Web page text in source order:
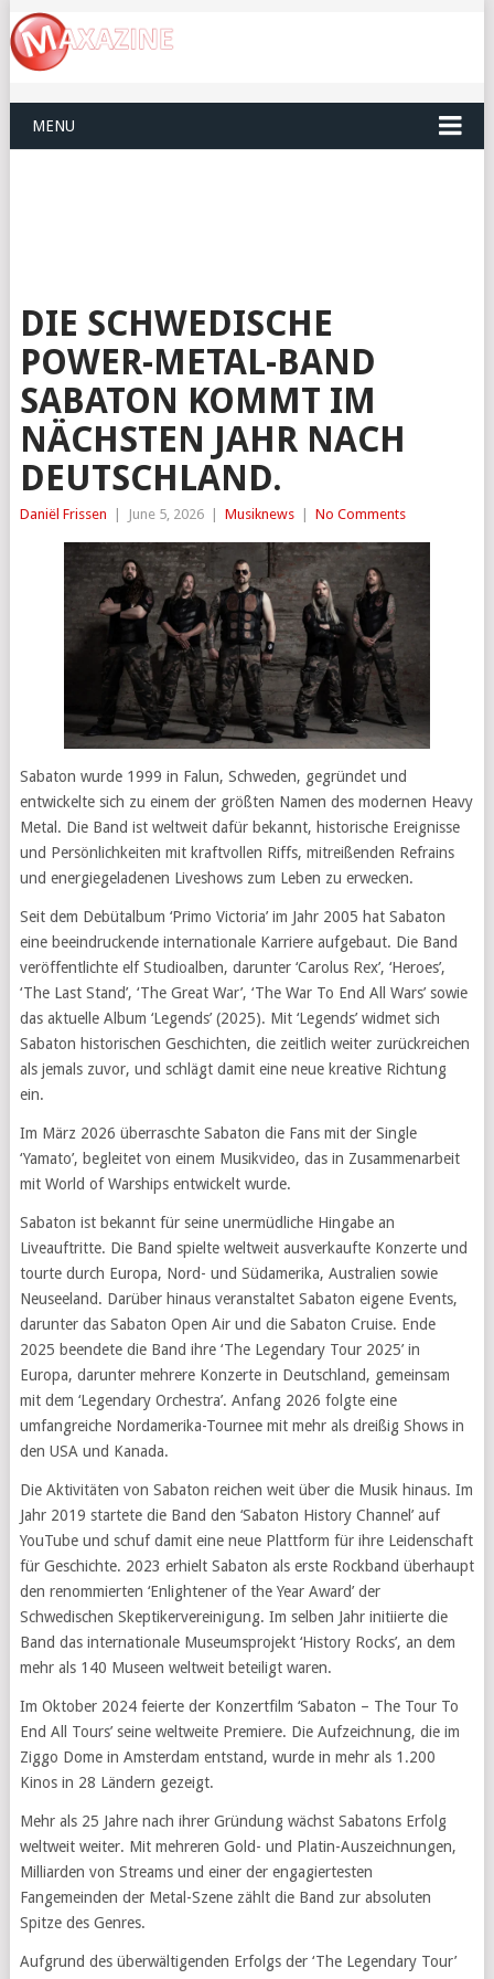
MENU
DIE SCHWEDISCHE
POWER-METAL-BAND
SABATON KOMMT IM
NÄCHSTEN JAHR NACH
DEUTSCHLAND.
Daniël Frissen June 5, 2026 Musiknews No Comments
Sabaton wurde 1999 in Falun, Schweden, gegründet und
entwickelte sich zu einem der größten Namen des modernen Heavy
Metal. Die Band ist weltweit dafür bekannt, historische Ereignisse
und Persönlichkeiten mit kraftvollen Riffs, mitreißenden Refrains
und energiegeladenen Liveshows zum Leben zu erwecken.
Seit dem Debütalbum ‘Primo Victoria’ im Jahr 2005 hat Sabaton
eine beeindruckende internationale Karriere aufgebaut. Die Band
veröffentlichte elf Studioalben, darunter ‘Carolus Rex’, ‘Heroes’,
‘The Last Stand’, ‘The Great War’, ‘The War To End All Wars’ sowie
das aktuelle Album ‘Legends’ (2025). Mit ‘Legends’ widmet sich
Sabaton historischen Geschichten, die zeitlich weiter zurückreichen
als jemals zuvor, und schlägt damit eine neue kreative Richtung
ein.
Im März 2026 überraschte Sabaton die Fans mit der Single
‘Yamato’, begleitet von einem Musikvideo, das in Zusammenarbeit
mit World of Warships entwickelt wurde.
Sabaton ist bekannt für seine unermüdliche Hingabe an
Liveauftritte. Die Band spielte weltweit ausverkaufte Konzerte und
tourte durch Europa, Nord- und Südamerika, Australien sowie
Neuseeland. Darüber hinaus veranstaltet Sabaton eigene Events,
darunter das Sabaton Open Air und die Sabaton Cruise. Ende
2025 beendete die Band ihre ‘The Legendary Tour 2025’ in
Europa, darunter mehrere Konzerte in Deutschland, gemeinsam
mit dem ‘Legendary Orchestra’. Anfang 2026 folgte eine
umfangreiche Nordamerika-Tournee mit mehr als dreißig Shows in
den USA und Kanada.
Die Aktivitäten von Sabaton reichen weit über die Musik hinaus. Im
Jahr 2019 startete die Band den ‘Sabaton History Channel’ auf
YouTube und schuf damit eine neue Plattform für ihre Leidenschaft
für Geschichte. 2023 erhielt Sabaton als erste Rockband überhaupt
den renommierten ‘Enlightener of the Year Award’ der
Schwedischen Skeptikervereinigung. Im selben Jahr initiierte die
Band das internationale Museumsprojekt ‘History Rocks’, an dem
mehr als 140 Museen weltweit beteiligt waren.
Im Oktober 2024 feierte der Konzertfilm ‘Sabaton – The Tour To
End All Tours’ seine weltweite Premiere. Die Aufzeichnung, die im
Ziggo Dome in Amsterdam entstand, wurde in mehr als 1.200
Kinos in 28 Ländern gezeigt.
Mehr als 25 Jahre nach ihrer Gründung wächst Sabatons Erfolg
weltweit weiter. Mit mehreren Gold- und Platin-Auszeichnungen,
Milliarden von Streams und einer der engagiertesten
Fangemeinden der Metal-Szene zählt die Band zur absoluten
Spitze des Genres.
Aufgrund des überwältigenden Erfolgs der ‘The Legendary Tour’